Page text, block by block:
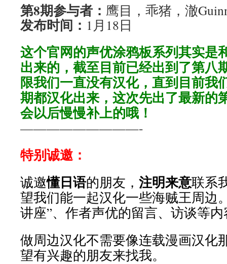
第8期参与者： 鹰目，乖猪，澈
发布时间： 1月18日
这个官网的声优涂鸦板系列其实是
出来的，截至目前已经出到了第八
限我们一直没有汉化，直到目前我
期都汉化出来，这次先出了最新的
会以后慢慢补上的哦！
—————————-
特别诚邀：
诚邀懂日语的朋友， 注明来意联系
望我们能一起汉化一些海贼王周边
讲座”、作者声优的留言、访谈等
做周边汉化不需要像连载漫画汉化
望有兴趣的朋友来找我。